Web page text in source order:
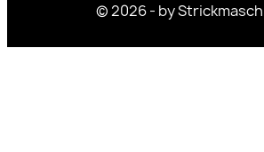
© 2026 - by